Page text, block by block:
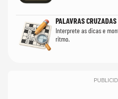
PALAVRAS CRUZADAS
Interprete as dicas e
ritmo.